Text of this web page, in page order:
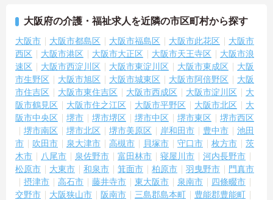
大阪府の介護・福祉求人を近隣の市区町村から探す
大阪市 大阪市都島区 大阪市福島区 大阪市此花区
大阪市
西区
大阪市港区 大阪市大正区 大阪市天王寺区
大阪市浪
速区
大阪市西淀川区 大阪市東淀川区 大阪市東成区
大阪
市生野区
大阪市旭区 大阪市城東区 大阪市阿倍野区
大阪
市住吉区
大阪市東住吉区 大阪市西成区 大阪市淀川区
大
阪市鶴見区
大阪市住之江区 大阪市平野区 大阪市北区
大
阪市中央区
堺市 堺市堺区 堺市中区 堺市東区
堺市西区
堺市南区
堺市北区 堺市美原区 岸和田市 豊中市
池田
市
吹田市 泉大津市 高槻市 貝塚市 守口市 枚方市
茨
木市
八尾市 泉佐野市 富田林市 寝屋川市
河内長野市
松原市
大東市 和泉市 箕面市 柏原市 羽曳野市
門真市
摂津市
高石市 藤井寺市 東大阪市 泉南市
四條畷市
交野市
大阪狭山市 阪南市 三島郡島本町 豊能郡豊能町